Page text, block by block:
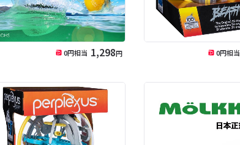
0円相当 1,298円 0円相当